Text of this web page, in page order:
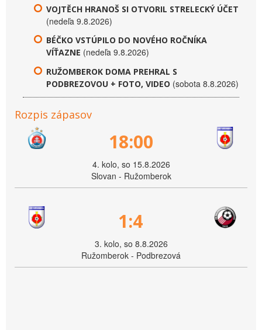
VOJTĚCH HRANOŠ SI OTVORIL STRELECKÝ ÚČET
(nedeľa 9.8.2026)
BÉČKO VSTÚPILO DO NOVÉHO ROČNÍKA
VÍŤAZNE (nedeľa 9.8.2026)
RUŽOMBEROK DOMA PREHRAL S
PODBREZOVOU + FOTO, VIDEO (sobota 8.8.2026)
Rozpis zápasov
18:00
4. kolo, so 15.8.2026
Slovan - Ružomberok
1:4
3. kolo, so 8.8.2026
Ružomberok - Podbrezová